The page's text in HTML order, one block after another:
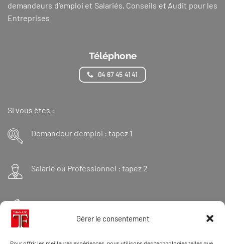
Gérer le consentement
demandeurs d’emploi et Salariés, Conseils et Audit pour les
Entreprises
Téléphone
04 67 45 41 41
Si vous êtes :
Demandeur d’emploi : tapez 1
Salarié ou Professionnel : tapez 2
Financeur : tapez 3
Et « 98 » pour une formation Thanatopraxie